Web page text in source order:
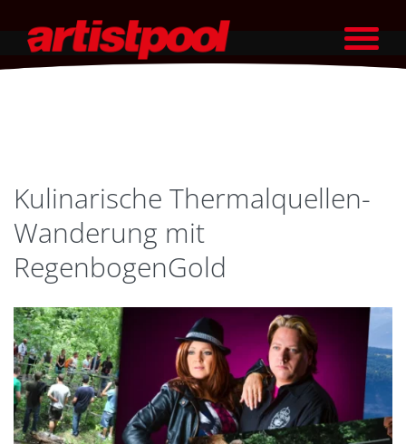
Kulinarische Thermalquellen-
Wanderung mit
RegenbogenGold